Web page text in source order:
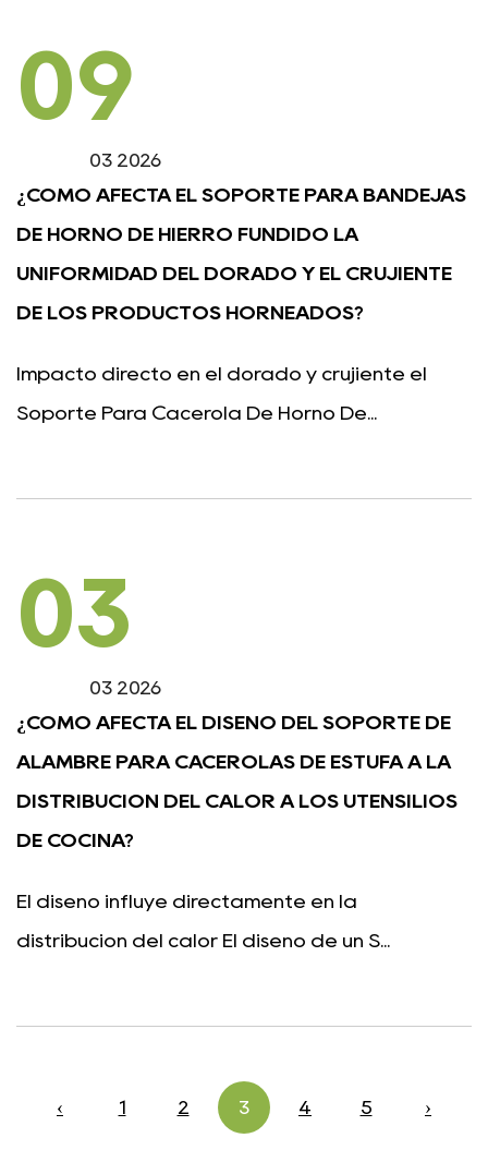
09
03 2026
¿CÓMO AFECTA EL SOPORTE PARA BANDEJAS
DE HORNO DE HIERRO FUNDIDO LA
UNIFORMIDAD DEL DORADO Y EL CRUJIENTE
DE LOS PRODUCTOS HORNEADOS?
Impacto directo en el dorado y crujiente el
Soporte Para Cacerola De Horno De...
03
03 2026
¿CÓMO AFECTA EL DISEÑO DEL SOPORTE DE
ALAMBRE PARA CACEROLAS DE ESTUFA A LA
DISTRIBUCIÓN DEL CALOR A LOS UTENSILIOS
DE COCINA?
El diseño influye directamente en la
distribución del calor El diseño de un S...
‹ 1 2 3 4 5 ›